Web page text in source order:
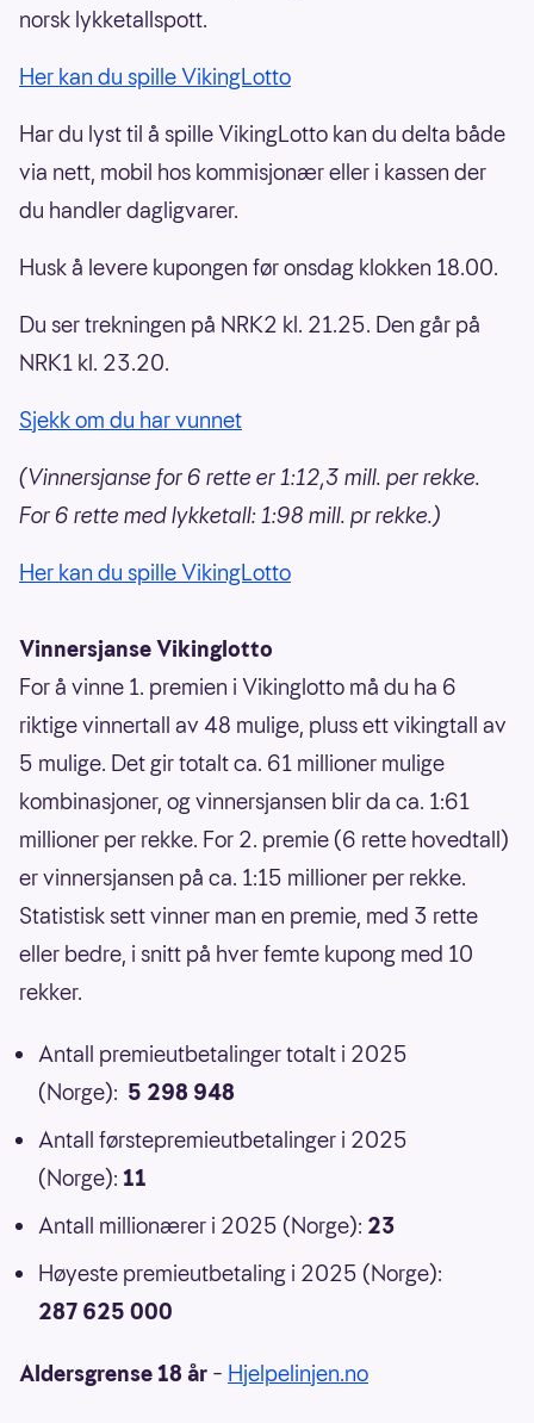
norsk lykketallspott.
Her kan du spille VikingLotto
Har du lyst til å spille VikingLotto kan du delta både
via nett, mobil hos kommisjonær eller i kassen der
du handler dagligvarer.
Husk å levere kupongen før onsdag klokken 18.00.
Du ser trekningen på NRK2 kl. 21.25. Den går på
NRK1 kl. 23.20.
Sjekk om du har vunnet
(Vinnersjanse for 6 rette er 1:12,3 mill. per rekke.
For 6 rette med lykketall: 1:98 mill. pr rekke.)
Her kan du spille VikingLotto
Vinnersjanse Vikinglotto
For å vinne 1. premien i Vikinglotto må du ha 6
riktige vinnertall av 48 mulige, pluss ett vikingtall av
5 mulige. Det gir totalt ca. 61 millioner mulige
kombinasjoner, og vinnersjansen blir da ca. 1:61
millioner per rekke. For 2. premie (6 rette hovedtall)
er vinnersjansen på ca. 1:15 millioner per rekke.
Statistisk sett vinner man en premie, med 3 rette
eller bedre, i snitt på hver femte kupong med 10
rekker.
Antall premieutbetalinger totalt i 2025
(Norge): 5 298 948
Antall førstepremieutbetalinger i 2025
(Norge): 11
Antall millionærer i 2025 (Norge): 23
Høyeste premieutbetaling i 2025 (Norge):
287 625 000
Aldersgrense 18 år – Hjelpelinjen.no